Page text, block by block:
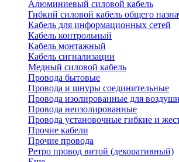
Алюминиевый силовой кабель
Гибкий силовой кабель общего
Кабель для информационных сетей
Кабель контрольный
Кабель монтажный
Кабель сигнализации
Медный силовой кабель
Провода бытовые
Провода и шнуры соединительные
Провода изолированные для
Провода неизолированные
Провода установочные гибкие и
Прочие кабели
Прочие провода
Ретро провод витой (декоративный)